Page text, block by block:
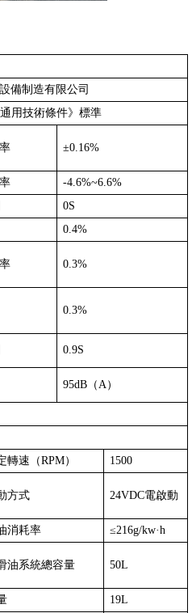
備制造有限公司
用技術條件》標準
±0.16%
-4.6%~6.6%
0S
0.4%
0.3%
0.3%
0.9S
95dB（A）
轉速（RPM）
1500
方式 24VDC電啟動
消耗率
≤216g/kw·h
油系統總容量 50L
19L